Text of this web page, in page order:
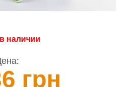
наличии
грн